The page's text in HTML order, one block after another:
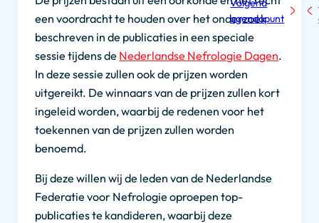
een voordracht te houden over het onderzoek
beschreven in de publicaties in een speciale
sessie tijdens de Nederlandse Nefrologie Dagen.
In deze sessie zullen ook de prijzen worden
uitgereikt. De winnaars van de prijzen zullen kort
ingeleid worden, waarbij de redenen voor het
toekennen van de prijzen zullen worden
benoemd.
Bij deze willen wij de leden van de Nederlandse
Federatie voor Nefrologie oproepen top-
publicaties te kandideren, waarbij deze
Volgend
agendapunt